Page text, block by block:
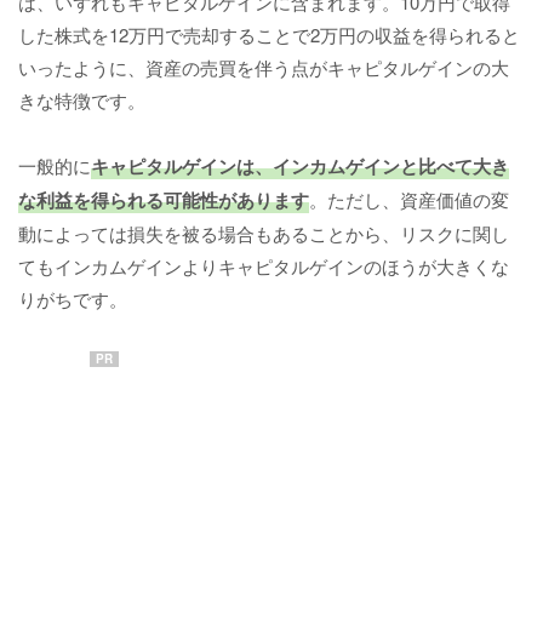
した株式を12万円で売却することで2万円の収益を得られると
いったように、資産の売買を伴う点がキャピタルゲインの大
きな特徴です。
一般的にキャピタルゲインは、インカムゲインと比べて大き
な利益を得られる可能性があります。ただし、資産価値の変
動によっては損失を被る場合もあることから、リスクに関し
てもインカムゲインよりキャピタルゲインのほうが大きくな
りがちです。
PR